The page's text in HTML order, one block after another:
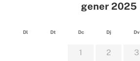
gener 2025
Dl Dt Dc Dj Dv
1 2 3